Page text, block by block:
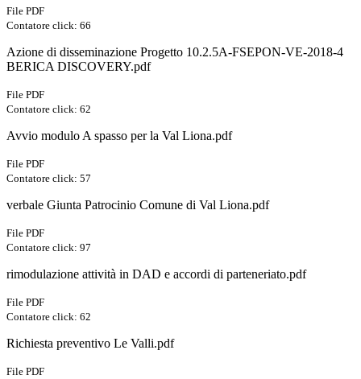
File PDF
Contatore click: 66
Azione di disseminazione Progetto 10.2.5A-FSEPON-VE-2018-4
BERICA DISCOVERY.pdf
File PDF
Contatore click: 62
Avvio modulo A spasso per la Val Liona.pdf
File PDF
Contatore click: 57
verbale Giunta Patrocinio Comune di Val Liona.pdf
File PDF
Contatore click: 97
rimodulazione attività in DAD e accordi di parteneriato.pdf
File PDF
Contatore click: 62
Richiesta preventivo Le Valli.pdf
File PDF